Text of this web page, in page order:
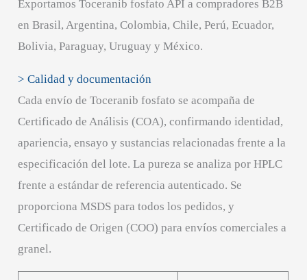
Exportamos Toceranib fosfato API a compradores B2B
en Brasil, Argentina, Colombia, Chile, Perú, Ecuador,
Bolivia, Paraguay, Uruguay y México.
> Calidad y documentación
Cada envío de Toceranib fosfato se acompaña de
Certificado de Análisis (COA), confirmando identidad,
apariencia, ensayo y sustancias relacionadas frente a la
especificación del lote. La pureza se analiza por HPLC
frente a estándar de referencia autenticado. Se
proporciona MSDS para todos los pedidos, y
Certificado de Origen (COO) para envíos comerciales a
granel.